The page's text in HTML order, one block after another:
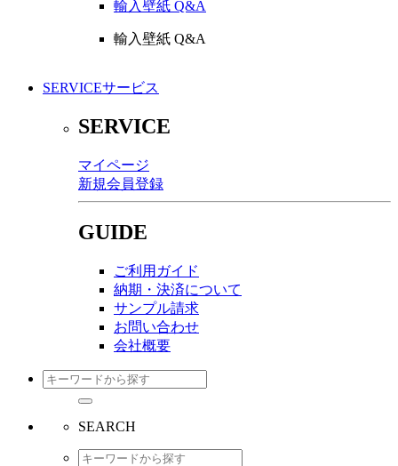
輸入壁紙 Q&A
輸入壁紙 Q&A
SERVICEサービス
SERVICE
マイページ
新規会員登録
GUIDE
ご利用ガイド
納期・決済について
サンプル請求
お問い合わせ
会社概要
SEARCH